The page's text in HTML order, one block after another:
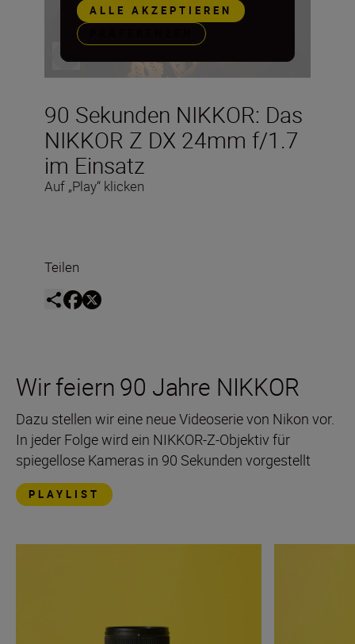
90 Sekunden NIKKOR: Das
NIKKOR Z DX 24mm f/1.7
im Einsatz
Auf „Play“ klicken
ALLE AKZEPTIEREN
Teilen
Wir feiern 90 Jahre NIKKOR
Dazu stellen wir eine neue Videoserie von Nikon vor.
In jeder Folge wird ein NIKKOR-Z-Objektiv für
spiegellose Kameras in 90 Sekunden vorgestellt
PLAYLIST